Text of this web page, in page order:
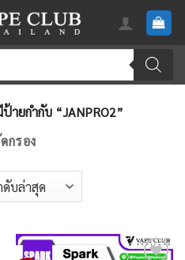
ายกำกับ “JANPRO2”
กรอง